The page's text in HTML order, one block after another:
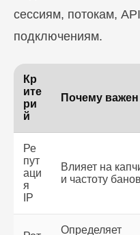
сессиям, потокам,
подключениям.
Кр
ите
ри
й
Почему важен
Ре
пут
аци
я
IP
Влияет на
и частоту банов
Определяет